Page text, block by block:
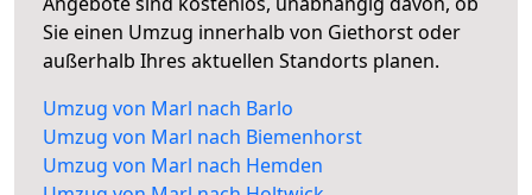
Sie einen Umzug innerhalb von Giethorst oder
außerhalb Ihres aktuellen Standorts planen.
Umzug von Marl nach Barlo
Umzug von Marl nach Biemenhorst
Umzug von Marl nach Hemden